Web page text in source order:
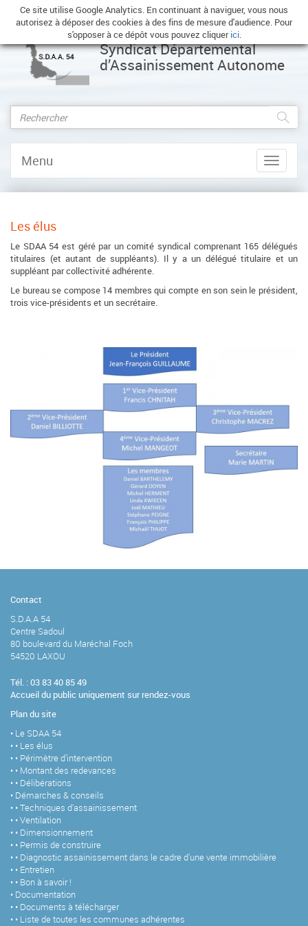
Ce site utilise Google Analytics. En continuant à naviguer, vous nous
autorisez à déposer des cookies à des fins de mesure d'audience. Pour
s'opposer à ce dépôt vous pouvez cliquerici.
Syndicat Départemental
d’Assainissement Autonome
Afficher/
le
Menu
Les élus
Le SDAA 54 est géré par un comité syndical comprenant 165 délégués
titulaires (et autant de suppléants). Il y a un délégué titulaire et un
suppléant par collectivité adhérente.
Le bureau se compose 14 membres qui compte en son sein le président,
trois vice-présidents et un secrétaire.
Contact
S.D.A.A 54
Centre Sadoul
80 boulevard du Maréchal Foch
54520 LAXOU
Tél. : 03 83 40 85 49
Accueil du public uniquement sur rendez-vous
Plan du site
Le SDAA 54
Les élus
Périmètre d'intervention
Montant des redevances
Délibérations
Démarches & conseils
Techniques d'assainissement
Ventilation
Dimensionnement
Permis de construire
Diagnostic assainissement dans le cadre d'une vente immobilière
Entretien
Bon à savoir !
Documentation
Documents à télécharger
Liste de toutes les communes adhérentes